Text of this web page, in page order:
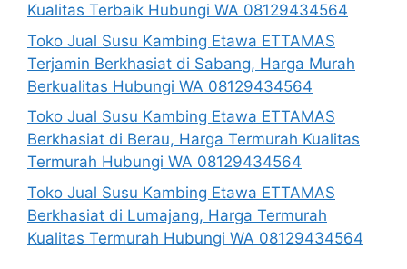
Kualitas Terbaik Hubungi WA 08129434564
Toko Jual Susu Kambing Etawa ETTAMAS
Terjamin Berkhasiat di Sabang, Harga Murah
Berkualitas Hubungi WA 08129434564
Toko Jual Susu Kambing Etawa ETTAMAS
Berkhasiat di Berau, Harga Termurah Kualitas
Termurah Hubungi WA 08129434564
Toko Jual Susu Kambing Etawa ETTAMAS
Berkhasiat di Lumajang, Harga Termurah
Kualitas Termurah Hubungi WA 08129434564